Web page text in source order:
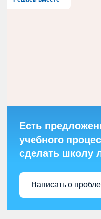
Есть
учебного
сделать школу
Написать о